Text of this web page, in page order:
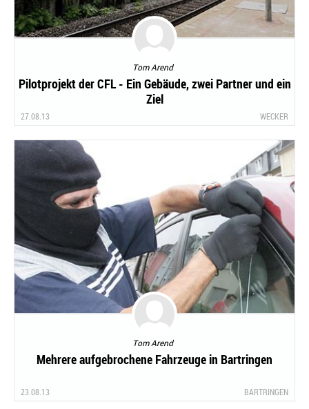
Tom Arend
Pilotprojekt der CFL - Ein Gebäude, zwei Partner und ein
Ziel
27.08.13 WECKER
Tom Arend
Mehrere aufgebrochene Fahrzeuge in Bartringen
23.08.13 BARTRINGEN